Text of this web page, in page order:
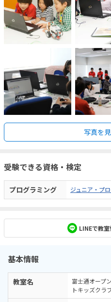
写真を
受験できる資格・検定
プログラミング ジュニア・プ
LINEで教
基本情報
教室名
富士通オープ
トキッズクラ